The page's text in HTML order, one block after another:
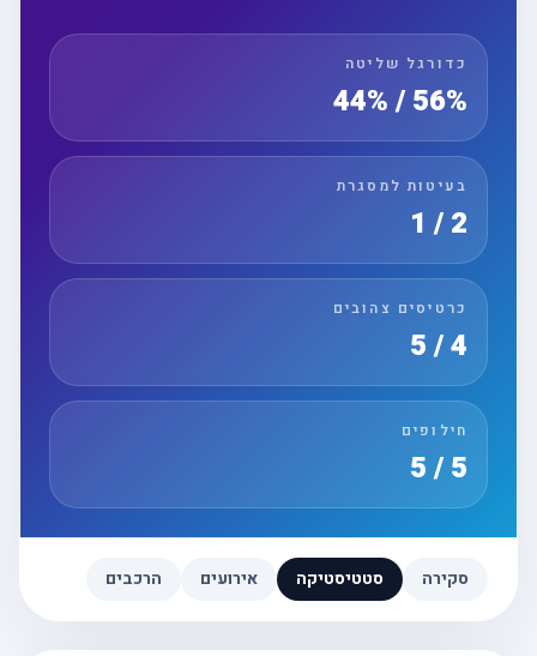
כדורגל שליטה
56% / 44%
בעיטות למסגרת
כרטיסים צהובים
חילופים
סקירה סטטיסטיקה אירועים הרכבים